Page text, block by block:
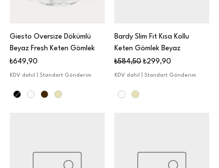
Giesto Oversize Dökümlü
Beyaz Fresh Keten Gömlek
Fiyat
₺649,90
KDV dahil Standart Gönderim
Bardy Slim Fit Kısa Kollu
Keten Gömlek Beyaz
Normal Fiyat
₺584,50 İndirimli Fiyat
₺299,90
KDV dahil Standart Gönderim